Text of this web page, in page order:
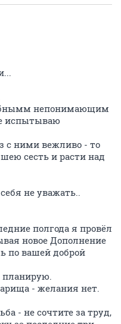
непонимающим
испытываю
с ними вежливо - то
сесть и расти над
не уважать..
полгода я провёл
новое Дополнение
по вашей доброй
планирую.
- желания нет.
- не сочтите за труд,